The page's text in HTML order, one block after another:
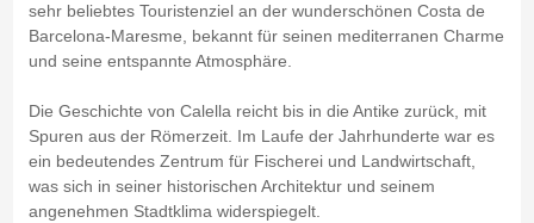
sehr beliebtes Touristenziel an der wunderschönen Costa de
Barcelona-Maresme, bekannt für seinen mediterranen Charme
und seine entspannte Atmosphäre.
Die Geschichte von Calella reicht bis in die Antike zurück, mit
Spuren aus der Römerzeit. Im Laufe der Jahrhunderte war es
ein bedeutendes Zentrum für Fischerei und Landwirtschaft,
was sich in seiner historischen Architektur und seinem
angenehmen Stadtklima widerspiegelt.